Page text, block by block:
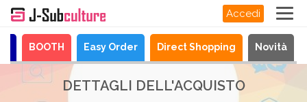
Accedi
BOOTH Easy Order Direct Shopping Novità
DETTAGLI DELL'ACQUISTO